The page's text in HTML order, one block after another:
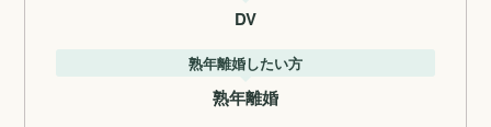
DV
熟年離婚したい方
熟年離婚